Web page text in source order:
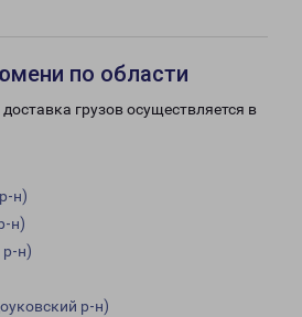
по области
грузов осуществляется в
н)
н)
н)
р-н)